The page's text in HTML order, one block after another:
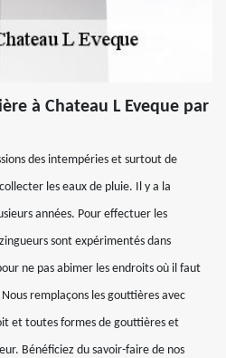
à Chateau L Eveque par
des intempéries et surtout de
les eaux de pluie. Il y a la
années. Pour effectuer les
sont expérimentés dans
ne pas abimer les endroits où il faut
remplaçons les gouttières avec
et toutes formes de gouttières et
Bénéficiez du savoir-faire de nos